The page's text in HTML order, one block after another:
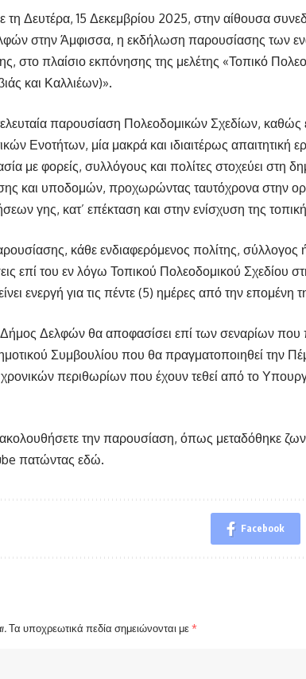
τη Δευτέρα, 15 Δεκεμβρίου 2025, στην αίθουσα
στην Άμφισσα, η εκδήλωση παρουσίασης των
στο πλαίσιο εκπόνησης της μελέτης «Τοπικό
και Καλλιέων)».
παρουσίαση Πολεοδομικών Σχεδίων, καθώς
Ενοτήτων, μία μακρά και ιδιαιτέρως απαιτητική
με φορείς, συλλόγους και πολίτες στοχεύει στη
και υποδομών, προχωρώντας ταυτόχρονα στην
γης, κατ’ επέκταση και στην ενίσχυση της
κάθε ενδιαφερόμενος πολίτης, σύλλογος
επί του εν λόγω Τοπικού Πολεοδομικού Σχεδίου
ενεργή για τις πέντε (5) ημέρες από την επομένη
Δήμος Δελφών θα αποφασίσει επί των σεναρίων
Συμβουλίου που θα πραγματοποιηθεί την
περιθωρίων που έχουν τεθεί από το
την παρουσίαση, όπως μεταδόθηκε
πατώντας εδώ.
Facebook
Τα υποχρεωτικά πεδία σημειώνονται με*